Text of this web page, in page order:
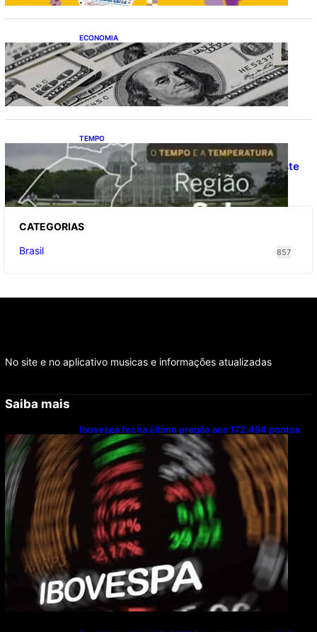
ECONOMIA
Dólar fecha o último pregão cotado a R$
5,08
TEMPO
O TEMPO E A TEMPERATURA: Confira a
previsão do tempo para a Região Sul neste
sábado (8)
CATEGORIAS
Brasil
857
No site e no aplicativo musicas e informações atualizadas
Saiba mais
Ibovespa fecha último pregão aos 172.494 pontos